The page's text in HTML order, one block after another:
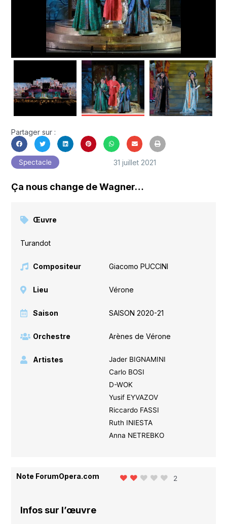
Partager sur :
Spectacle 31 juillet 2021
Ça nous change de Wagner…
Œuvre
Turandot
Compositeur Giacomo PUCCINI
Lieu Vérone
Saison SAISON 2020-21
Orchestre Arènes de Vérone
Artistes
Jader BIGNAMINI
Carlo BOSI
D-WOK
Yusif EYVAZOV
Riccardo FASSI
Ruth INIESTA
Anna NETREBKO
Note ForumOpera.com 2
Infos sur l’œuvre